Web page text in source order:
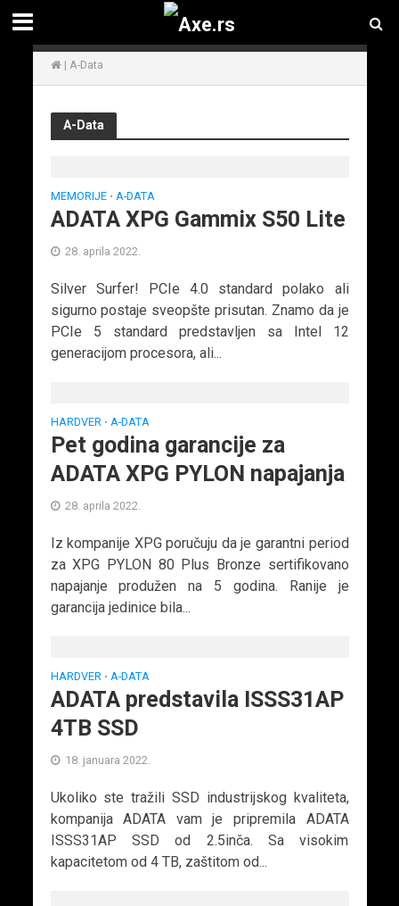
| A-Data
A-Data
MEMORIJE • A-DATA
ADATA XPG Gammix S50 Lite
28. aprila 2022.
Silver Surfer! PCIe 4.0 standard polako ali
sigurno postaje sveopšte prisutan. Znamo da je
PCIe 5 standard predstavljen sa Intel 12
generacijom procesora, ali...
HARDVER • A-DATA
Pet godina garancije za
ADATA XPG PYLON napajanja
28. aprila 2022.
Iz kompanije XPG poručuju da je garantni period
za XPG PYLON 80 Plus Bronze sertifikovano
napajanje produžen na 5 godina. Ranije je
garancija jedinice bila...
HARDVER • A-DATA
ADATA predstavila ISSS31AP
4TB SSD
18. januara 2022.
Ukoliko ste tražili SSD industrijskog kvaliteta,
kompanija ADATA vam je pripremila ADATA
ISSS31AP SSD od 2.5inča. Sa visokim
kapacitetom od 4 TB, zaštitom od...